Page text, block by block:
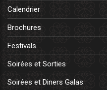
Calendrier
Brochures
Festivals
Soirées et Sorties
Soirées et Diners Galas